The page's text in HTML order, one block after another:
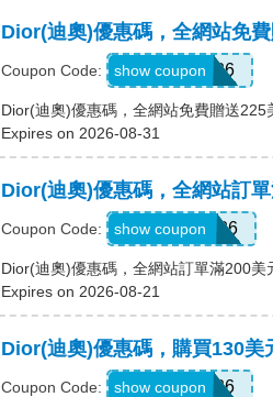
Dior(迪奧)優惠碼，全網站免
Coupon Code: BRIDE26
show coupon
Dior(迪奧)優惠碼，全網站免費贈送225
Expires on 2026-08-31
Dior(迪奧)優惠碼，全網站訂
Coupon Code: MEMORIAL26
show coupon
Dior(迪奧)優惠碼，全網站訂單滿200美
Expires on 2026-08-21
Dior(迪奧)優惠碼，購買130美
Coupon Code: MEMDAY26
show coupon